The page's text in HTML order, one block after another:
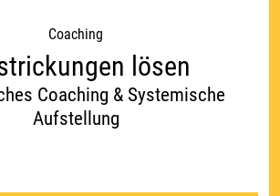
Coaching
lösen
Coaching & Systemische
Aufstellung